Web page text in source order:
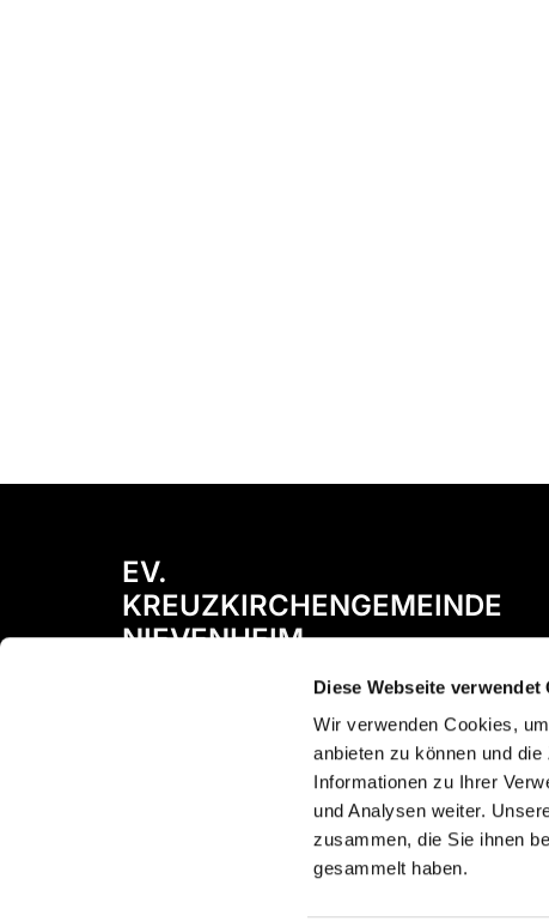
Diese Webseite verwendet
Wir verwenden Cookies,
anbieten zu können und
Informationen zu Ihrer
und Analysen weiter.
zusammen, die Sie ihnen
gesammelt haben.
EV.
KREUZKIRCHENGEMEINDE
NIEVENHEIM